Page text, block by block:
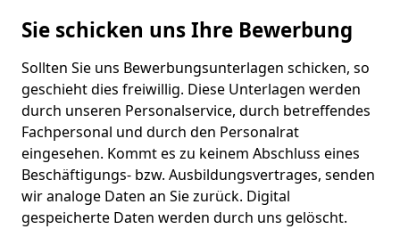
Sie schicken uns Ihre Bewerbung
Sollten Sie uns Bewerbungsunterlagen schicken, so
geschieht dies freiwillig. Diese Unterlagen werden
durch unseren Personalservice, durch betreffendes
Fachpersonal und durch den Personalrat
eingesehen. Kommt es zu keinem Abschluss eines
Beschäftigungs- bzw. Ausbildungsvertrages, senden
wir analoge Daten an Sie zurück. Digital
gespeicherte Daten werden durch uns gelöscht.